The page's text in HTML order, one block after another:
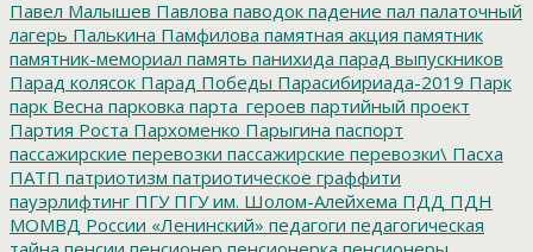
Павел Малышев Павлова паводок падение пал палаточный
лагерь Палькина Памфилова памятная акция памятник
памятник-мемориал память панихида парад выпускников
Парад колясок Парад Победы Парасибириада-2019 Парк
парк Весна парковка парта_героев партийный проект
Партия Роста Пархоменко Парыгина паспорт
пассажирские перевозки пассажирские перевозки\ Пасха
ПАТП патриотизм патриотическое граффити
пауэрлифтинг ПГУПГУ им. Шолом-Алейхема ПДД ПДН
МОМВД России «Ленинский» педагоги педагогическая